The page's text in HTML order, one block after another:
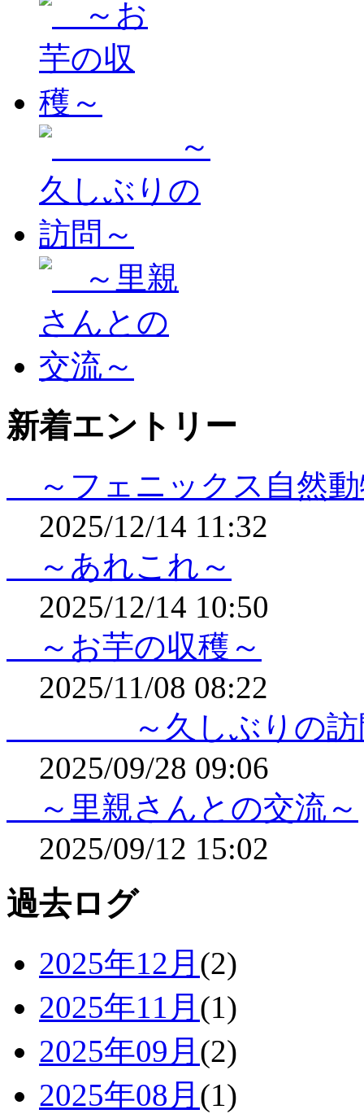
新着エントリー
～フェニックス自然
2025/12/14 11:32
～あれこれ～
2025/12/14 10:50
～お芋の収穫～
2025/11/08 08:22
～久しぶりの訪
2025/09/28 09:06
～里親さんとの交流～
2025/09/12 15:02
過去ログ
2025年12月 (2)
2025年11月 (1)
2025年09月 (2)
2025年08月 (1)